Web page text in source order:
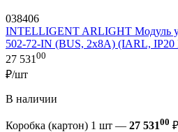
038406
INTELLIGENT ARLIGHT Модуль
502-72-IN (BUS, 2x8A) (IARL, IP20
27 53100
₽/шт
В наличии
Коробка (картон) 1 шт — 27 53100 ₽